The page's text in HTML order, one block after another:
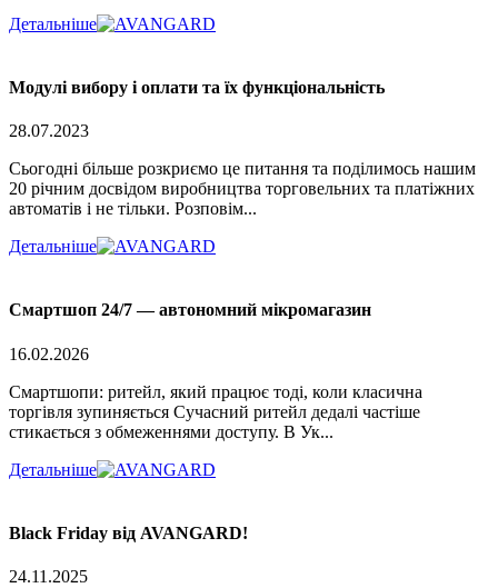
Детальніше
Модулі вибору і оплати та їх функціональність
28.07.2023
Сьогодні більше розкриємо це питання та поділимось нашим
20 річним досвідом виробництва торговельних та платіжних
автоматів і не тільки. Розповім...
Детальніше
Смартшоп 24/7 — автономний мікромагазин
16.02.2026
Смартшопи: ритейл, який працює тоді, коли класична
торгівля зупиняється Сучасний ритейл дедалі частіше
стикається з обмеженнями доступу. В Ук...
Детальніше
Black Friday від AVANGARD!
24.11.2025